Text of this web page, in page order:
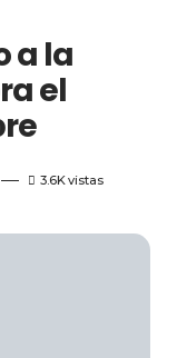
a la
el
3.6Kvistas